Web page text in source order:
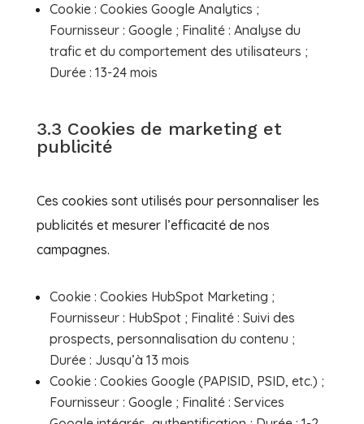
Cookie : Cookies Google Analytics ;
Fournisseur : Google ; Finalité : Analyse du
trafic et du comportement des utilisateurs ;
Durée : 13-24 mois
3.3 Cookies de marketing et
publicité
Ces cookies sont utilisés pour personnaliser les
publicités et mesurer l’efficacité de nos
campagnes.
Cookie : Cookies HubSpot Marketing ;
Fournisseur : HubSpot ; Finalité : Suivi des
prospects, personnalisation du contenu ;
Durée : Jusqu’à 13 mois
Cookie : Cookies Google (PAPISID, PSID, etc.) ;
Fournisseur : Google ; Finalité : Services